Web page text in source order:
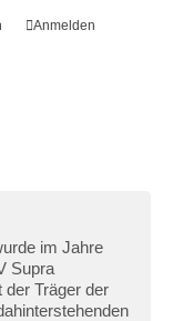
Anmelden
im Jahre
Supra
Träger der